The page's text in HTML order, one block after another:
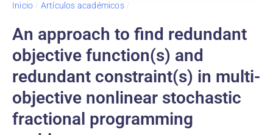
Inicio / Artículos académicos/
An approach to find redundant
objective function(s) and
redundant constraint(s) in multi-
objective nonlinear stochastic
fractional programming